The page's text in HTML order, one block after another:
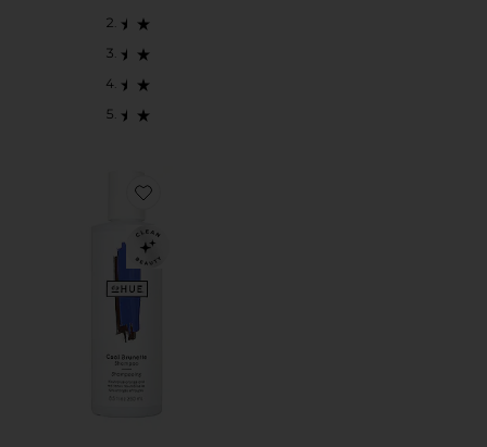
Favorite CHAMPÚ COOL BRUNETTE